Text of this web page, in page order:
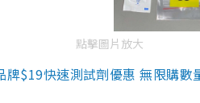
點擊圖片放大
牌$19快速測試劑優惠 無限購